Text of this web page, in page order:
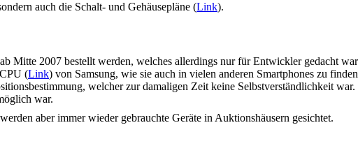
auch die Schalt- und Gehäusepläne (Link).
Mitte 2007 bestellt werden, welches allerdings nur für Entwickler gedacht
(Link) von Samsung, wie sie auch in vielen anderen Smartphones zu
welcher zur damaligen Zeit keine Selbstverständlichkeit
war.
aber immer wieder gebrauchte Geräte in Auktionshäusern gesichtet.